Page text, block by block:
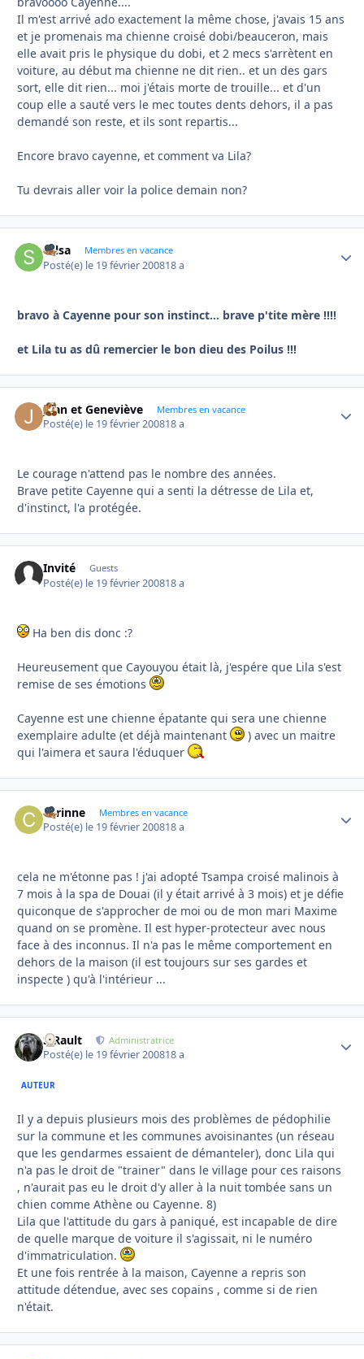
Il m'est arrivé ado exactement la même chose, j'avais 15 ans
et je promenais ma chienne croisé dobi/beauceron, mais
elle avait pris le physique du dobi, et 2 mecs s'arrètent en
voiture, au début ma chienne ne dit rien.. et un des gars
sort, elle dit rien... moi j'étais morte de trouille... et d'un
coup elle a sauté vers le mec toutes dents dehors, il a pas
demandé son reste, et ils sont repartis...
Encore bravo cayenne, et comment va Lila?
Tu devrais aller voir la police demain non?
salsa Membres en vacance
Posté(e) le 19 février 200818 a
bravo à Cayenne pour son instinct... brave p'tite mère !!!!
et Lila tu as dû remercier le bon dieu des Poilus !!!
Jean et Geneviève Membres en vacance
Posté(e) le 19 février 200818 a
Le courage n'attend pas le nombre des années.
Brave petite Cayenne qui a senti la détresse de Lila et,
d'instinct, l'a protégée.
Invité Guests
Posté(e) le 19 février 200818 a
Ha ben dis donc :?
Heureusement que Cayouyou était là, j'espére que Lila s'est
remise de ses émotions
Cayenne est une chienne épatante qui sera une chienne
exemplaire adulte (et déjà maintenant
) avec un maitre
qui l'aimera et saura l'éduquer
corinne Membres en vacance
Posté(e) le 19 février 200818 a
cela ne m'étonne pas ! j'ai adopté Tsampa croisé malinois à
7 mois à la spa de Douai (il y était arrivé à 3 mois) et je défie
quiconque de s'approcher de moi ou de mon mari Maxime
quand on se promène. Il est hyper-protecteur avec nous
face à des inconnus. Il n'a pas le même comportement en
dehors de la maison (il est toujours sur ses gardes et
inspecte ) qu'à l'intérieur ...
S.Rault Administratrice
Posté(e) le 19 février 200818 a
AUTEUR
Il y a depuis plusieurs mois des problèmes de pédophilie
sur la commune et les communes avoisinantes (un réseau
que les gendarmes essaient de démanteler), donc Lila qui
n'a pas le droit de "trainer" dans le village pour ces raisons
, n'aurait pas eu le droit d'y aller à la nuit tombée sans un
chien comme Athène ou Cayenne. 8)
Lila que l'attitude du gars à paniqué, est incapable de dire
de quelle marque de voiture il s'agissait, ni le numéro
d'immatriculation.
Et une fois rentrée à la maison, Cayenne a repris son
attitude détendue, avec ses copains , comme si de rien
n'était.